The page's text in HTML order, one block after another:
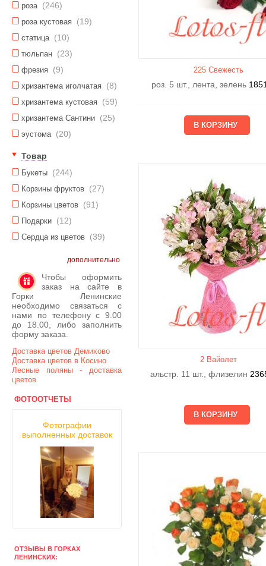
роза (246)
роза кустовая (19)
статица (10)
тюльпан (23)
фрезия (9)
хризантема иголчатая (8)
хризантема кустовая (59)
хризантема Сантини (25)
эустома (20)
Товар
Букеты (244)
Корзины фруктов (27)
Корзины цветов (91)
Подарки (12)
Сердца из цветов (39)
дополнительно
Чтобы оформить
заказ на сайте в
Горки Ленинские
необходимо связаться с
нами по телефону с 9.00
до 18.00, либо заполнить
форму заказа.
Доставка цветов Демихово
Доставка цветов в Косино
Лесные поляны - доставка
цветов
ФОТООТЧЕТЫ
Фотографии
выполненных доставок
ОТЗЫВЫ В ГОРКАХ
ЛЕНИНСКИХ:
225 Свежесть
роз. 5 шт., лента, зелень
2 Вайолет
альстр. 11 шт., флизелин